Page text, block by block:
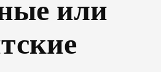
или